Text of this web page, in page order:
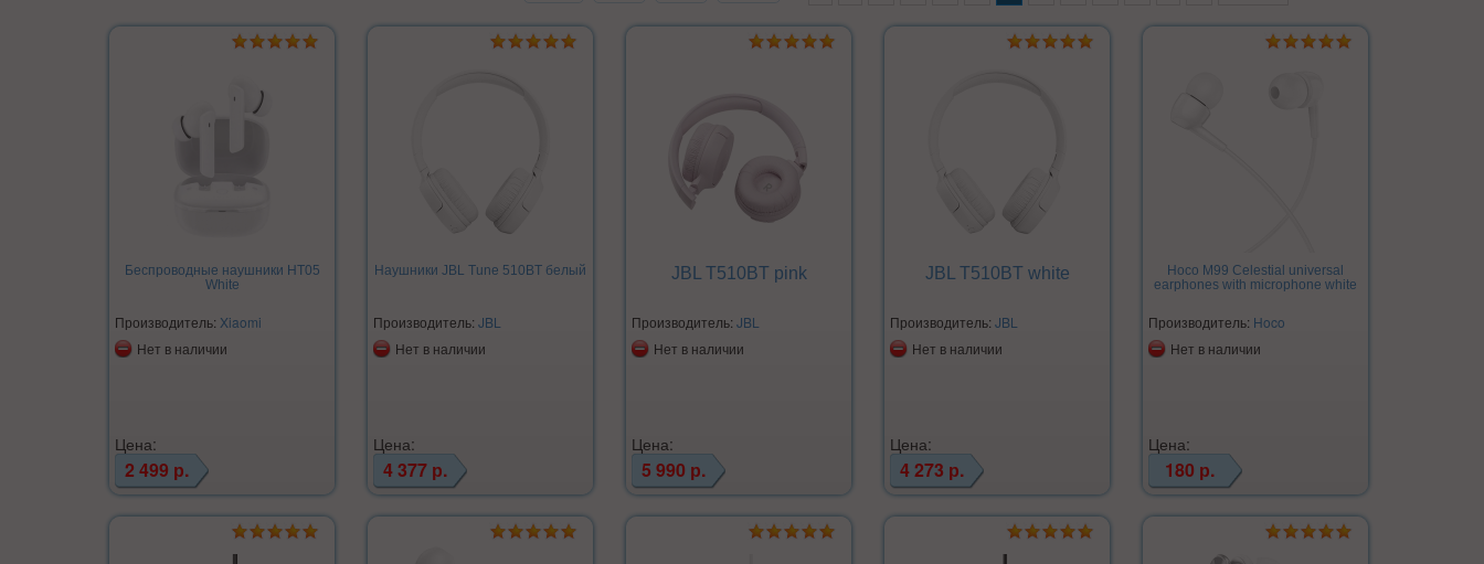
Беспроводные наушники HT05
White
Производитель: Xiaomi
Нет в наличии
Цена:
2 499 р.
Наушники JBL Tune 510BT белый
Производитель: JBL
Нет в наличии
Цена:
4 377 р.
JBL T510BT pink
Производитель: JBL
Нет в наличии
Цена:
5 990 р.
JBL T510BT white
Производитель: JBL
Нет в наличии
Цена:
4 273 р.
Hoco M99 Celestial universal
earphones with microphone white
Производитель: Hoco
Нет в наличии
Цена:
180 р.